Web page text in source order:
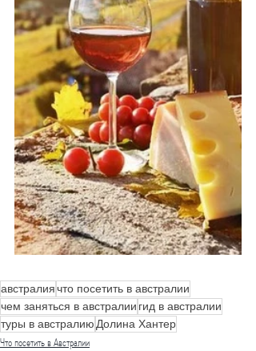
австралиячто посетить в австралии
чем заняться в австралии гид в австралии
туры в австралиюДолина Хантер
Что посетить в Австралии